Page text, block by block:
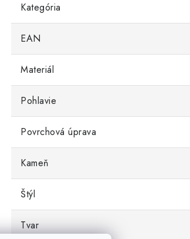
Kategória
EAN
Materiál
Pohlavie
Povrchová úprava
Kameň
Štýl
Tvar